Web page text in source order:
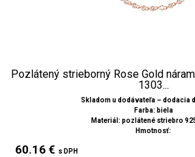
Pozlátený strieborný Rose Gold
1303...
Skladom u dodávateľa – dodacia
Farba: biela
Materiál: pozlátené striebro
Hmotnosť:
60.16 € s DPH